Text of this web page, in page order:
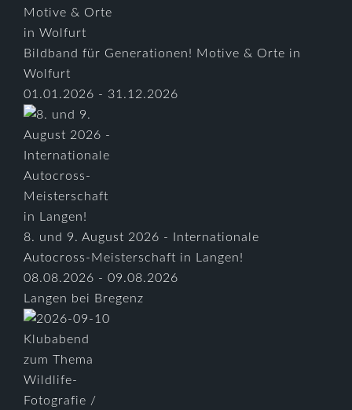
Bildband für Generationen! Motive & Orte in
Wolfurt
01.01.2026 - 31.12.2026
8. und 9. August 2026 - Internationale
Autocross-Meisterschaft in Langen!
08.08.2026 - 09.08.2026
Langen bei Bregenz